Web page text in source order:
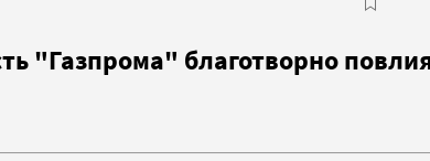
"Газпрома" благотворно